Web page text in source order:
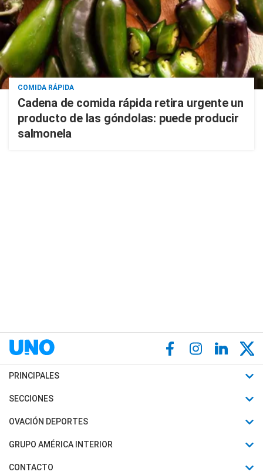
COMIDA RÁPIDA
Cadena de comida rápida retira urgente un
producto de las góndolas: puede producir
salmonela
PRINCIPALES
Últimas Noticias
Política
SECCIONES
Horóscopo
Motores
OVACIÓN DEPORTES
Fútbol
Mundial
GRUPO AMÉRICA INTERIOR
Canal 7 en Vivo
CONTACTO